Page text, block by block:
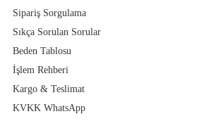
Sipariş Sorgulama
Sıkça Sorulan Sorular
Beden Tablosu
İşlem Rehberi
Kargo & Teslimat
KVKK WhatsApp